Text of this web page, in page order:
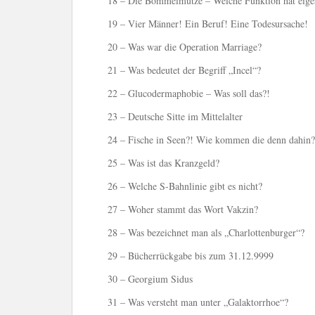
19 – Vier Männer! Ein Beruf! Eine Todesursache!
20 – Was war die Operation Marriage?
21 – Was bedeutet der Begriff „Incel“?
22 – Glucodermaphobie – Was soll das?!
23 – Deutsche Sitte im Mittelalter
24 – Fische in Seen?! Wie kommen die denn dahin?
25 – Was ist das Kranzgeld?
26 – Welche S-Bahnlinie gibt es nicht?
27 – Woher stammt das Wort Vakzin?
28 – Was bezeichnet man als „Charlottenburger“?
29 – Bücherrückgabe bis zum 31.12.9999
30 – Georgium Sidus
31 – Was versteht man unter „Galaktorrhoe“?